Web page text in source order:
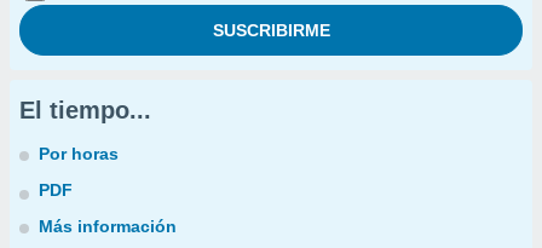
El tiempo...
Por horas
PDF
Más información